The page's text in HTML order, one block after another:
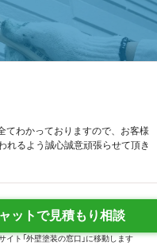
てわかっておりますので、お客様
れるよう誠心誠意頑張らせて頂き
ットで見積もり相談
ト「外壁塗装の窓口」に移動します